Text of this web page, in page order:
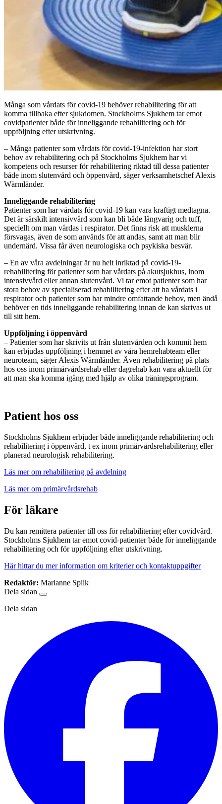
Många som vårdats för covid-19 behöver rehabilitering för att
komma tillbaka efter sjukdomen. Stockholms Sjukhem tar emot
covidpatienter både för inneliggande rehabilitering och för
uppföljning efter utskrivning.
– Många patienter som vårdats för covid-19-infektion har stort
behov av rehabilitering och på Stockholms Sjukhem har vi
kompetens och resurser för rehabilitering riktad till dessa patienter
både inom slutenvård och öppenvård, säger verksamhetschef Alexis
Wärmländer.
Inneliggande rehabilitering
Patienter som har vårdats för covid-19 kan vara kraftigt medtagna.
Det är särskilt intensivvård som kan bli både långvarig och tuff,
speciellt om man vårdas i respirator. Det finns risk att musklerna
försvagas, även de som används för att andas, samt att man blir
undernärd. Vissa får även neurologiska och psykiska besvär.
– En av våra avdelningar är nu helt inriktad på covid-19-
rehabilitering för patienter som har vårdats på akutsjukhus, inom
intensivvård eller annan slutenvård. Vi tar emot patienter som har
stora behov av specialiserad rehabilitering efter att ha vårdats i
respirator och patienter som har mindre omfattande behov, men ändå
behöver en tids inneliggande rehabilitering innan de kan skrivas ut
till sitt hem.
Uppföljning i öppenvård
– Patienter som har skrivits ut från slutenvården och kommit hem
kan erbjudas uppföljning i hemmet av våra hemrehabteam eller
neuroteam, säger Alexis Wärmländer. Även rehabilitering på plats
hos oss inom primärvårdsrehab eller dagrehab kan vara aktuellt för
att man ska komma igång med hjälp av olika träningsprogram.
Patient hos oss
Stockholms Sjukhem erbjuder både inneliggande rehabilitering och
rehabilitering i öppenvård, t ex inom primärvårdsrehabilitering eller
planerad neurologisk rehabilitering.
Läs mer om rehabilitering på avdelning
Läs mer om primärvårdsrehab
För läkare
Du kan remittera patienter till oss för rehabilitering efter covidvård.
Stockholms Sjukhem tar emot covid-patienter både för inneliggande
rehabilitering och för uppföljning efter utskrivning.
Här hittar du mer information om kriterier och kontaktuppgifter
Redaktör: Marianne Spiik
Dela sidan
Dela sidan